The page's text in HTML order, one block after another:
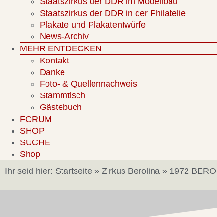
Staatszirkus der DDR in der Philatelie
Plakate und Plakatentwürfe
News-Archiv
MEHR ENTDECKEN
Kontakt
Danke
Foto- & Quellennachweis
Stammtisch
Gästebuch
FORUM
SHOP
SUCHE
Shop
Ihr seid hier: Startseite » Zirkus Berolina » 1972